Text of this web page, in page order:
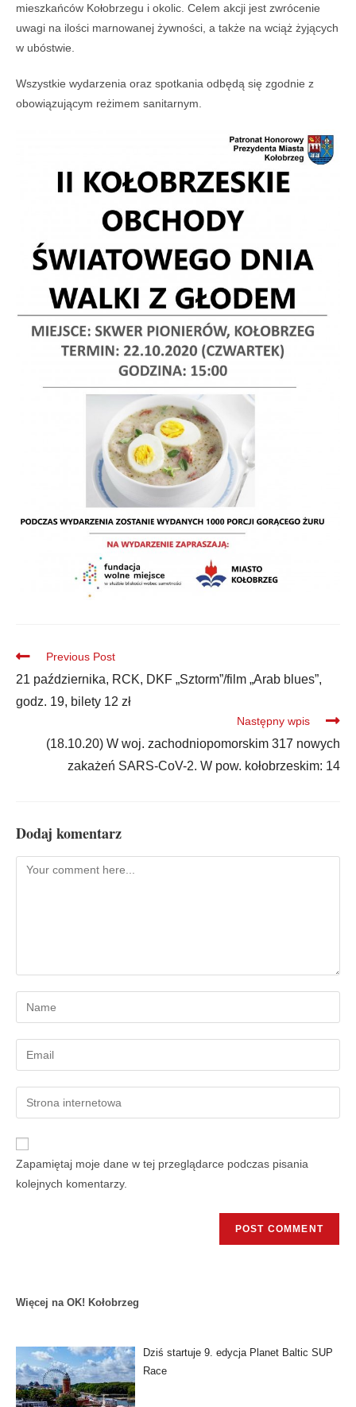
mieszkańców Kołobrzegu i okolic. Celem akcji jest zwrócenie
uwagi na ilości marnowanej żywności, a także na wciąż żyjących
w ubóstwie.
Wszystkie wydarzenia oraz spotkania odbędą się zgodnie z
obowiązującym reżimem sanitarnym.
Previous Post
21 października, RCK, DKF „Sztorm”/film „Arab blues”,
godz. 19, bilety 12 zł
Następny wpis
(18.10.20) W woj. zachodniopomorskim 317 nowych
zakażeń SARS-CoV-2. W pow. kołobrzeskim: 14
Dodaj komentarz
Zapamiętaj moje dane w tej przeglądarce podczas pisania
kolejnych komentarzy.
Więcej na OK! Kołobrzeg
Dziś startuje 9. edycja Planet Baltic SUP
Race